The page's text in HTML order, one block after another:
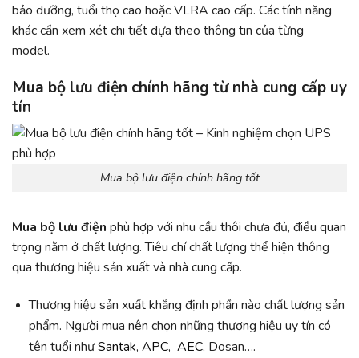
bảo dưỡng, tuổi thọ cao hoặc VLRA cao cấp. Các tính năng
khác cần xem xét chi tiết dựa theo thông tin của từng
model.
Mua bộ lưu điện chính hãng từ nhà cung cấp uy
tín
Mua bộ lưu điện chính hãng tốt
Mua bộ lưu điện phù hợp với nhu cầu thôi chưa đủ, điều quan
trọng nằm ở chất lượng. Tiêu chí chất lượng thể hiện thông
qua thương hiệu sản xuất và nhà cung cấp.
Thương hiệu sản xuất khẳng định phần nào chất lượng sản
phẩm. Người mua nên chọn những thương hiệu uy tín có
tên tuổi nhưSantak, APC, AEC, Dosan….